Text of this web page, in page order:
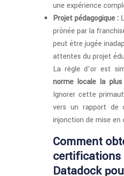
une expérience
Projet pédagogique :
prônée par la
peut être jugée
attentes du projet
La règle d’or est
norme locale la
Ignorer cette
vers un rapport de
injonction de mise
Comment
certifications
Datadock